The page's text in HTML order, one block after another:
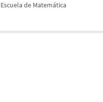
Escuela de Matemática